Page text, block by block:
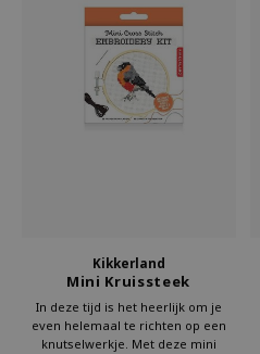
Kikkerland
Mini Kruissteek
Borduursetje Vogel
In deze tijd is het heerlijk om je
even helemaal te richten op een
knutselwerkje. Met deze mini